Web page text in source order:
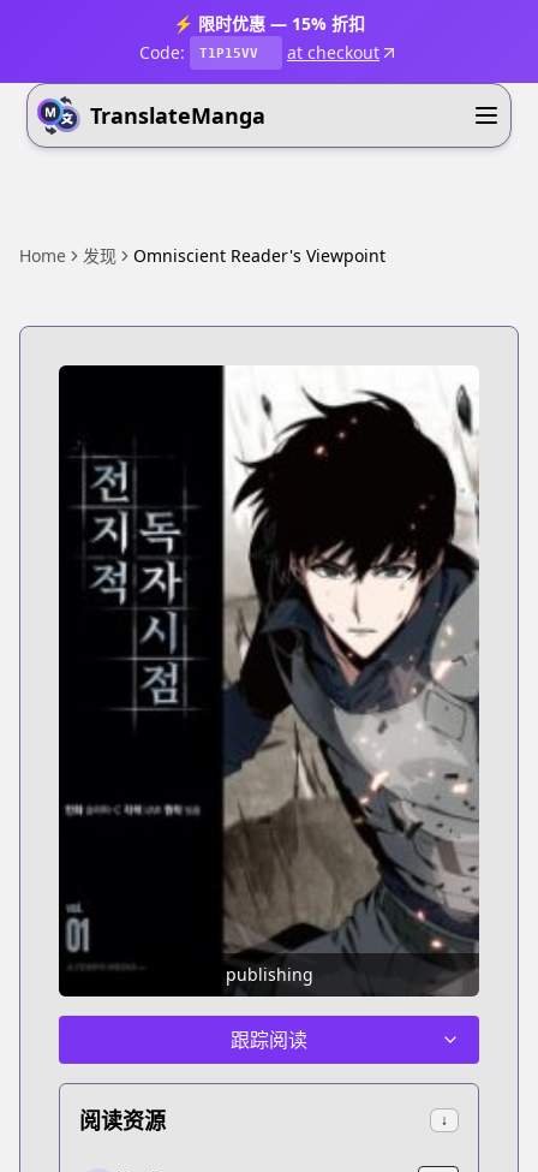
⚡ 限时优惠 — 15% 折扣
Code:
T1P15VV at checkout
TranslateManga
Home 发现 Omniscient Reader's Viewpoint
publishing
跟踪阅读
阅读资源 ↓